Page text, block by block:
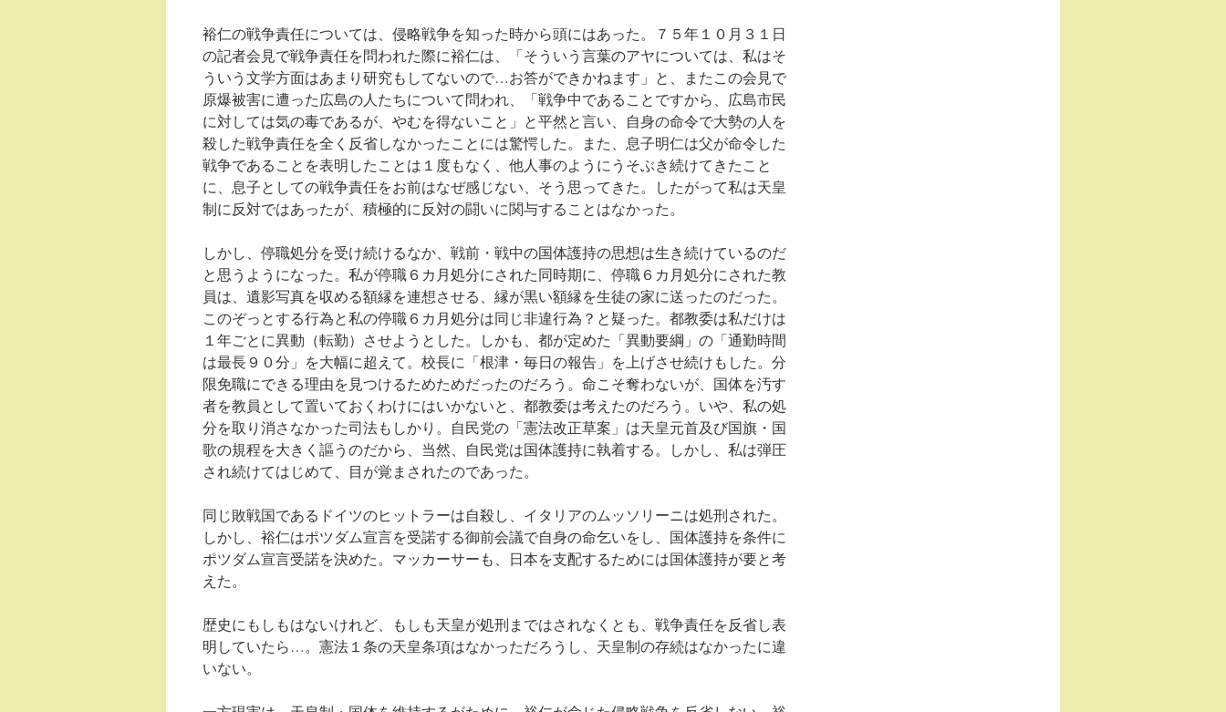
裕仁の戦争責任については、侵略戦争を知った時から頭にはあった。７５年１０月３１日
の記者会見で戦争責任を問われた際に裕仁は、「そういう言葉のアヤについては、私はそ
ういう文学方面はあまり研究もしてないので…お答ができかねます」と、またこの会見で
原爆被害に遭った広島の人たちについて問われ、「戦争中であることですから、広島市民
に対しては気の毒であるが、やむを得ないこと」と平然と言い、自身の命令で大勢の人を
殺した戦争責任を全く反省しなかったことには驚愕した。また、息子明仁は父が命令した
戦争であることを表明したことは１度もなく、他人事のようにうそぶき続けてきたこと
に、息子としての戦争責任をお前はなぜ感じない、そう思ってきた。したがって私は天皇
制に反対ではあったが、積極的に反対の闘いに関与することはなかった。
しかし、停職処分を受け続けるなか、戦前・戦中の国体護持の思想は生き続けているのだ
と思うようになった。私が停職６カ月処分にされた同時期に、停職６カ月処分にされた教
員は、遺影写真を収める額縁を連想させる、縁が黒い額縁を生徒の家に送ったのだった。
このぞっとする行為と私の停職６カ月処分は同じ非違行為？と疑った。都教委は私だけは
１年ごとに異動（転勤）させようとした。しかも、都が定めた「異動要綱」の「通勤時間
は最長９０分」を大幅に超えて。校長に「根津・毎日の報告」を上げさせ続けもした。分
限免職にできる理由を見つけるためためだったのだろう。命こそ奪わないが、国体を汚す
者を教員として置いておくわけにはいかないと、都教委は考えたのだろう。いや、私の処
分を取り消さなかった司法もしかり。自民党の「憲法改正草案」は天皇元首及び国旗・国
歌の規程を大きく謳うのだから、当然、自民党は国体護持に執着する。しかし、私は弾圧
され続けてはじめて、目が覚まされたのであった。
同じ敗戦国であるドイツのヒットラーは自殺し、イタリアのムッソリーニは処刑された。
しかし、裕仁はポツダム宣言を受諾する御前会議で自身の命乞いをし、国体護持を条件に
ポツダム宣言受諾を決めた。マッカーサーも、日本を支配するためには国体護持が要と考
えた。
歴史にもしもはないけれど、もしも天皇が処刑まではされなくとも、戦争責任を反省し表
明していたら…。憲法１条の天皇条項はなかっただろうし、天皇制の存続はなかったに違
いない。